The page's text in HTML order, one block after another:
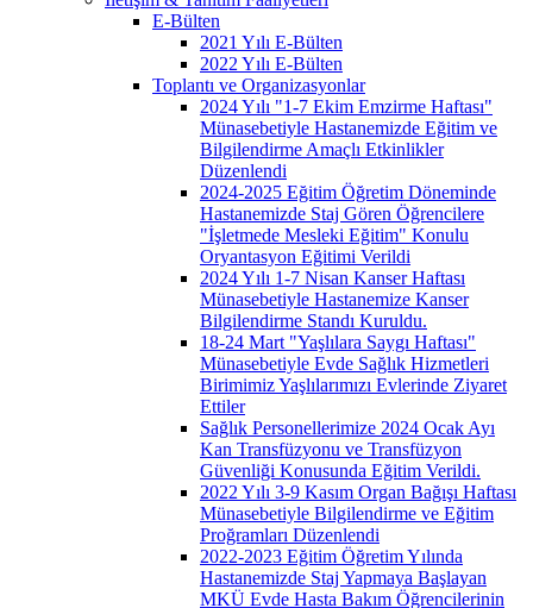
E-Bülten
2021 Yılı E-Bülten
2022 Yılı E-Bülten
Toplantı ve Organizasyonlar
2024 Yılı "1-7 Ekim Emzirme Haftası"
Münasebetiyle Hastanemizde Eğitim ve
Bilgilendirme Amaçlı Etkinlikler
Düzenlendi
2024-2025 Eğitim Öğretim Döneminde
Hastanemizde Staj Gören Öğrencilere
"İşletmede Mesleki Eğitim" Konulu
Oryantasyon Eğitimi Verildi
2024 Yılı 1-7 Nisan Kanser Haftası
Münasebetiyle Hastanemize Kanser
Bilgilendirme Standı Kuruldu.
18-24 Mart "Yaşlılara Saygı Haftası"
Münasebetiyle Evde Sağlık Hizmetleri
Birimimiz Yaşlılarımızı Evlerinde Ziyaret
Ettiler
Sağlık Personellerimize 2024 Ocak Ayı
Kan Transfüzyonu ve Transfüzyon
Güvenliği Konusunda Eğitim Verildi.
2022 Yılı 3-9 Kasım Organ Bağışı Haftası
Münasebetiyle Bilgilendirme ve Eğitim
Proğramları Düzenlendi
2022-2023 Eğitim Öğretim Yılında
Hastanemizde Staj Yapmaya Başlayan
MKÜ Evde Hasta Bakım Öğrencilerinin